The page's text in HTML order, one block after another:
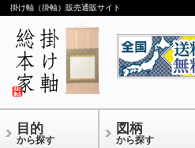
掛け軸（掛軸）販売通販サイト
目的
から探す
図柄
から探す